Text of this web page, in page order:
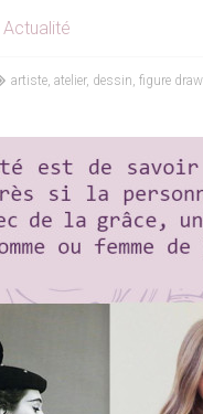
Actualité
artiste, atelier, dessin, figure